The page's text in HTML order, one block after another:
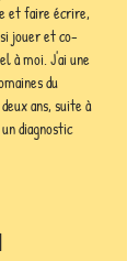
et faire écrire,
jouer et co-
à moi. J'ai une
du
ans, suite à
diagnostic